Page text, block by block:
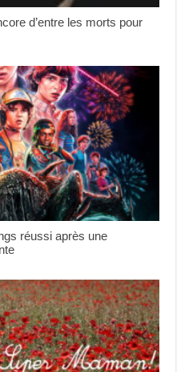
d’entre les morts pour
réussi après une